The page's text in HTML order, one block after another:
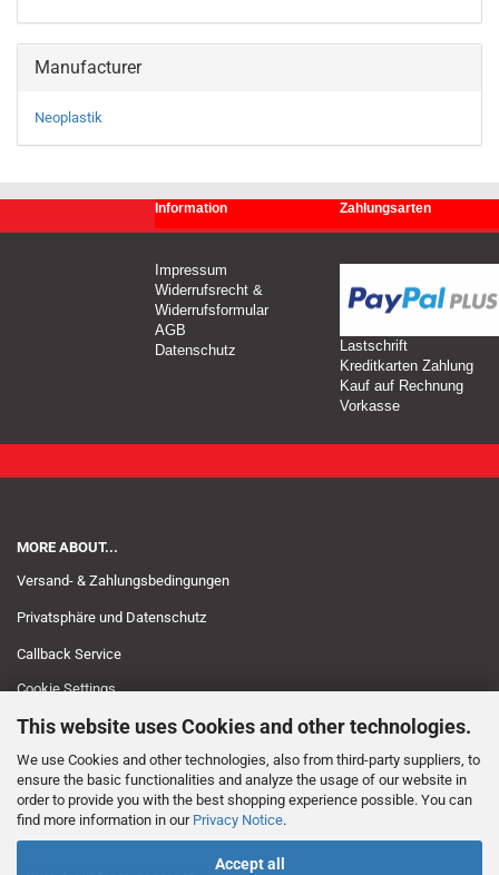
This website uses Cookies and other technologies.
We use Cookies and other technologies, also from third-party suppliers, to
ensure the basic functionalities and analyze the usage of our website in
order to provide you with the best shopping experience possible. You can
find more information in our Privacy Notice.
Accept all
Manufacturer
Neoplastik
Information Zahlungsarten
Impressum
Widerrufsrecht &
Widerrufsformular
AGB
Datenschutz
Lastschrift
Kreditkarten Zahlung
Kauf auf Rechnung
Vorkasse
MORE ABOUT...
Versand- & Zahlungsbedingungen
Privatsphäre und Datenschutz
Callback Service
Cookie Settings